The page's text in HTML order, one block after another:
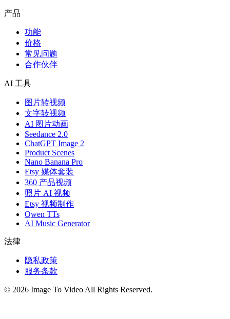
产品
功能
价格
常见问题
合作伙伴
AI 工具
图片转视频
文字转视频
AI 图片动画
Seedance 2.0
ChatGPT Image 2
Product Scenes
Nano Banana Pro
Etsy 媒体套装
360 产品视频
照片 AI 视频
Etsy 视频制作
Qwen TTs
AI Music Generator
法律
隐私政策
服务条款
© 2026 Image To VideoAll Rights Reserved.